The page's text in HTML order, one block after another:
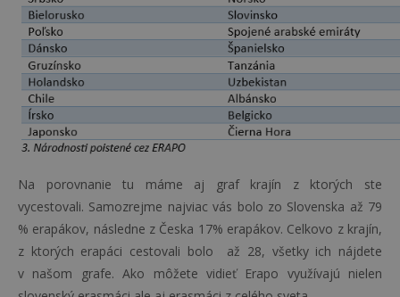
Na porovnanie tu máme aj graf krajín z ktorých ste
vycestovali. Samozrejme najviac vás bolo zo Slovenska až 79
% erapákov, následne z Česka 17% erapákov. Celkovo z krajín,
z ktorých erapáci cestovali bolo až 28, všetky ich nájdete
v našom grafe. Ako môžete vidieť Erapo využívajú nielen